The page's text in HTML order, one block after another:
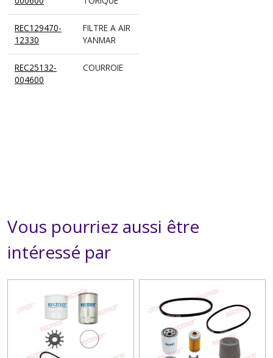
REC129470-
12330
FILTRE A AIR
YANMAR
REC25132-
004600
COURROIE
Vous pourriez aussi être
intéressé par